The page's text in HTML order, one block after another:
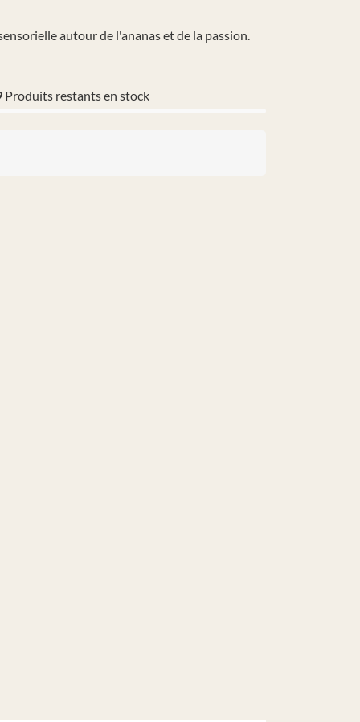
autour de l'ananas et de la passion.
Produits restants en stock